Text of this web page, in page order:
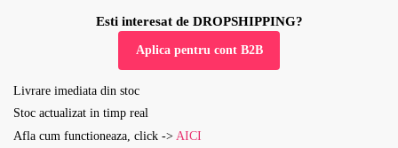
Esti interesat de DROPSHIPPING?
Aplica pentru cont B2B
Livrare imediata din stoc
Stoc actualizat in timp real
Afla cum functioneaza, click -> AICI